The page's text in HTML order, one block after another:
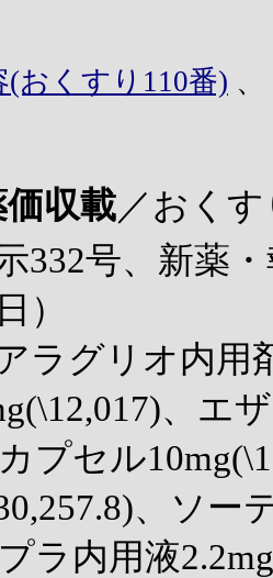
(おくすり110番)
価収載／おく
332号、新薬
）
ラグリオ内用
、エ
プセル
、ソー
ラ内用液